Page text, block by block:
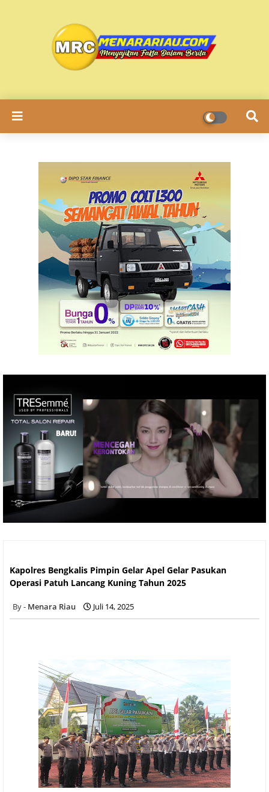
Kapolres Bengkalis Pimpin Gelar Apel Gelar Pasukan
Operasi Patuh Lancang Kuning Tahun 2025
Menara Riau Juli 14, 2025